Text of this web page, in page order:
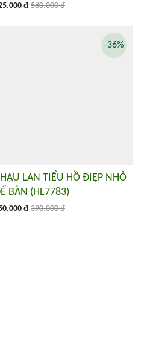
đ 580.000 đ
LAN TIỂU HỒ ĐIỆP NHỎ
BÀN (HL7783)
đ 390.000 đ
-36%